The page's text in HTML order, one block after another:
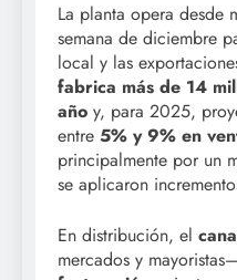
La planta opera desde
semana de diciembre
local y las
fabrica más de 14
año y, para 2025,
entre 5% y 9% en
principalmente por un
se aplicaron
En distribución, el
mercados y